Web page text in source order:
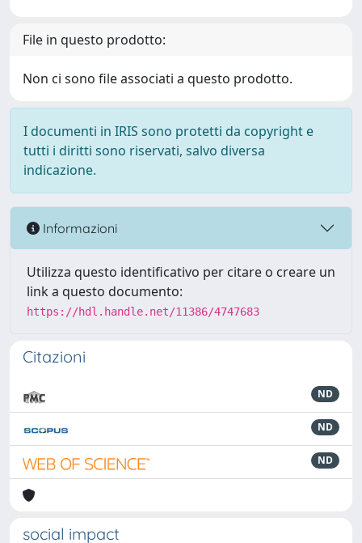
File in questo prodotto:
Non ci sono file associati a questo prodotto.
I documenti in IRIS sono protetti da copyright e
tutti i diritti sono riservati, salvo diversa
indicazione.
Informazioni
Utilizza questo identificativo per citare o creare un
link a questo documento:
https://hdl.handle.net/11386/4747683
Citazioni
ND
ND
ND
social impact